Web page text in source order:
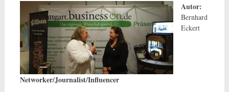
Autor:
Bernhard
Eckert
Networker/Journalist/Influencer